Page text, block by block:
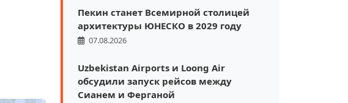
Пекин станет Всемирной столицей
архитектуры ЮНЕСКО в 2029 году
07.08.2026
Uzbekistan Airports и Loong Air
обсудили запуск рейсов между
Сианем и Ферганой